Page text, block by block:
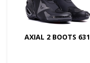
AXIAL 2 BOOTS 631